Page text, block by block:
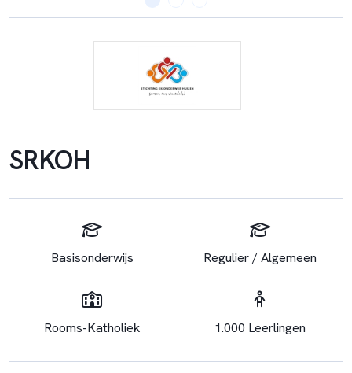
SRKOH
Basisonderwijs Regulier / Algemeen
Rooms-Katholiek 1.000 Leerlingen